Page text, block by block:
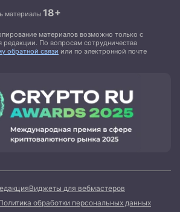
материалы 18+
материалов возможно только с
редакции. По вопросам сотрудничества
обратной связи или по электронной почте
Виджеты для вебмастеров
обработки персональных данных